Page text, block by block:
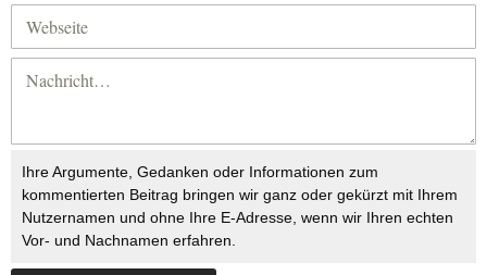
Ihre Argumente, Gedanken oder Informationen zum
kommentierten Beitrag bringen wir ganz oder gekürzt mit Ihrem
Nutzernamen und ohne Ihre E-Adresse, wenn wir Ihren echten
Vor- und Nachnamen erfahren.